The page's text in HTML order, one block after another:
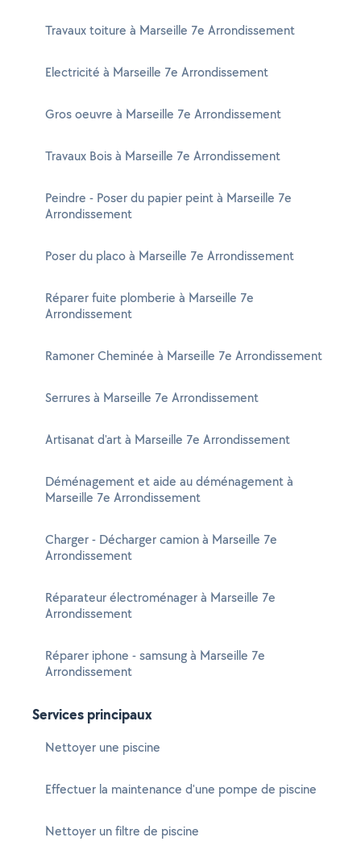
Travaux toiture à Marseille 7e Arrondissement
Electricité à Marseille 7e Arrondissement
Gros oeuvre à Marseille 7e Arrondissement
Travaux Bois à Marseille 7e Arrondissement
Peindre - Poser du papier peint à Marseille 7e
Arrondissement
Poser du placo à Marseille 7e Arrondissement
Réparer fuite plomberie à Marseille 7e
Arrondissement
Ramoner Cheminée à Marseille 7e Arrondissement
Serrures à Marseille 7e Arrondissement
Artisanat d'art à Marseille 7e Arrondissement
Déménagement et aide au déménagement à
Marseille 7e Arrondissement
Charger - Décharger camion à Marseille 7e
Arrondissement
Réparateur électroménager à Marseille 7e
Arrondissement
Réparer iphone - samsung à Marseille 7e
Arrondissement
Services principaux
Nettoyer une piscine
Effectuer la maintenance d'une pompe de piscine
Nettoyer un filtre de piscine